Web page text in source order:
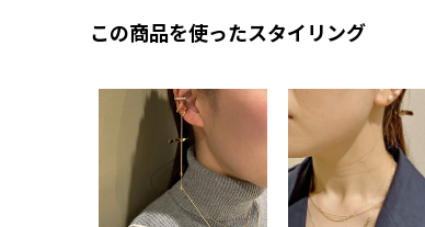
この商品を使ったスタイリング